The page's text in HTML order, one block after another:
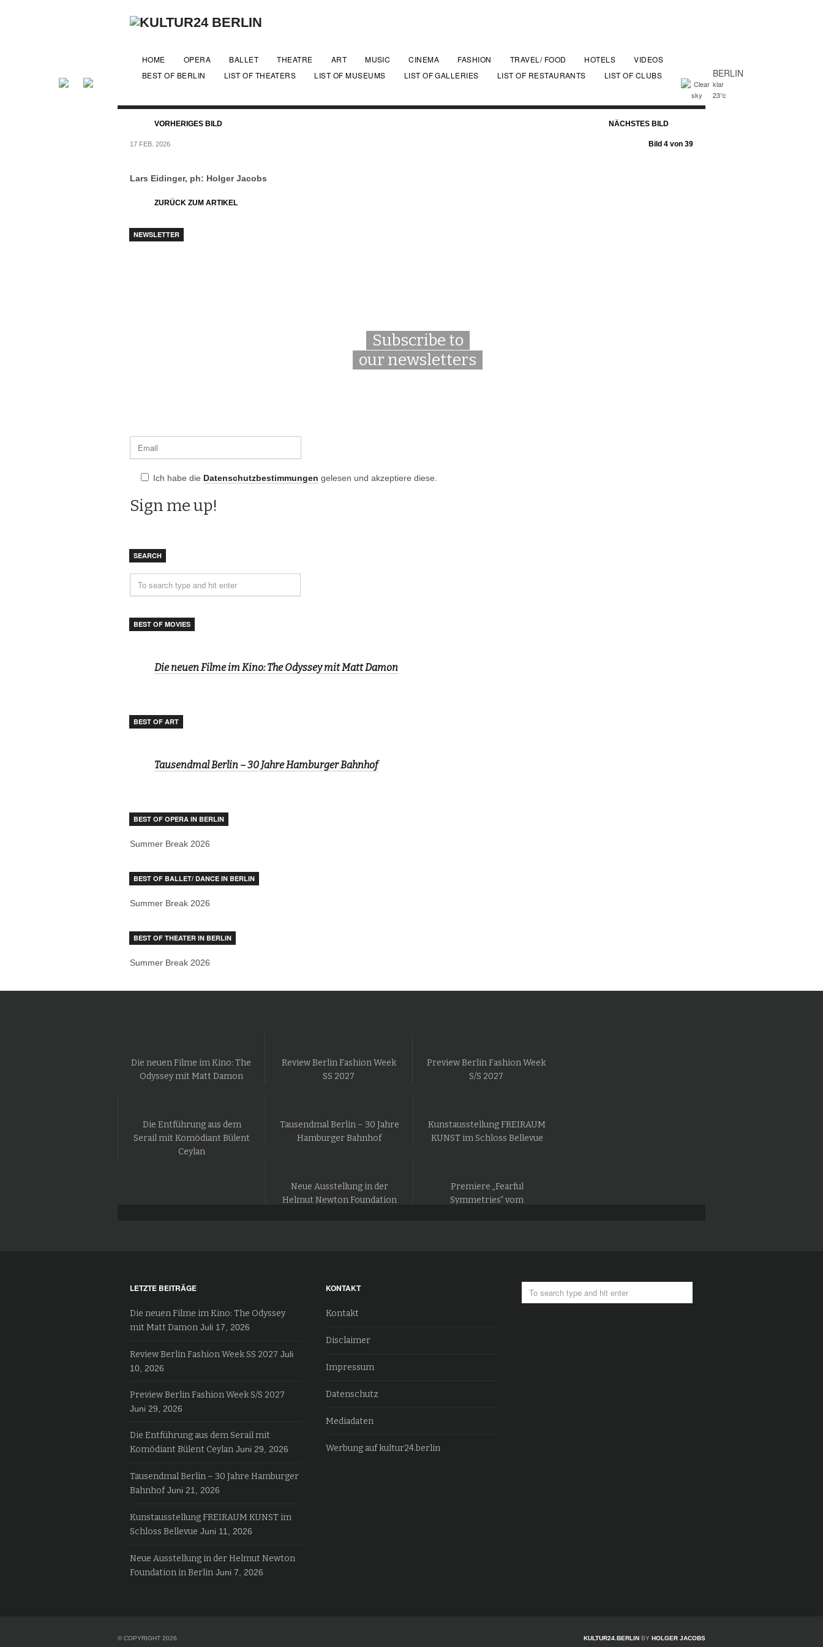
BERLIN
klar
23°c
HOME OPERA BALLET THEATRE ART MUSIC CINEMA FASHION TRAVEL/ FOOD HOTELS
VIDEOS
BEST OF BERLIN
LIST OF THEATERS LIST OF MUSEUMS LIST OF GALLERIES LIST OF RESTAURANTS LIST OF CLUBS
VORHERIGES BILD NÄCHSTES BILD
17 FEB. 2026 Bild 4 von 39
Lars Eidinger, ph: Holger Jacobs
ZURÜCK ZUM ARTIKEL
NEWSLETTER
Subscribe to
our newsletters
Ich habe die Datenschutzbestimmungen gelesen und akzeptiere diese.
SEARCH
BEST OF MOVIES
Die neuen Filme im Kino: The Odyssey mit Matt Damon
BEST OF ART
Tausendmal Berlin – 30 Jahre Hamburger Bahnhof
BEST OF OPERA IN BERLIN
Summer Break 2026
BEST OF BALLET/ DANCE IN BERLIN
Summer Break 2026
BEST OF THEATER IN BERLIN
Summer Break 2026
Die neuen Filme im Kino: The
Odyssey mit Matt Damon
Review Berlin Fashion Week
SS 2027
Preview Berlin Fashion Week
S/S 2027
Die Entführung aus dem
Serail mit Komödiant Bülent
Ceylan
Tausendmal Berlin – 30 Jahre
Hamburger Bahnhof
Kunstausstellung FREIRAUM
KUNST im Schloss Bellevue
Neue Ausstellung in der
Helmut Newton Foundation
Premiere „Fearful
Symmetries“ vom
LETZTE BEITRÄGE
Die neuen Filme im Kino: The Odyssey
mit Matt Damon Juli 17, 2026
Review Berlin Fashion Week SS 2027 Juli
10, 2026
Preview Berlin Fashion Week S/S 2027
Juni 29, 2026
Die Entführung aus dem Serail mit
Komödiant Bülent Ceylan Juni 29, 2026
Tausendmal Berlin – 30 Jahre Hamburger
Bahnhof Juni 21, 2026
Kunstausstellung FREIRAUM KUNST im
Schloss Bellevue Juni 11, 2026
Neue Ausstellung in der Helmut Newton
Foundation in Berlin Juni 7, 2026
KONTAKT
Kontakt
Disclaimer
Impressum
Datenschutz
Mediadaten
Werbung auf kultur24.berlin
© COPYRIGHT 2026. KULTUR24.BERLIN BY HOLGER JACOBS